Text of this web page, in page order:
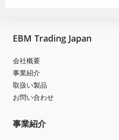
EBM Trading Japan
会社概要
事業紹介
取扱い製品
お問い合わせ
事業紹介